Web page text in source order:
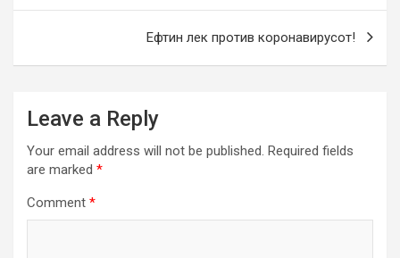
Ефтин лек против коронавирусот!
Leave a Reply
Your email address will not be published. Required fields
are marked *
Comment *